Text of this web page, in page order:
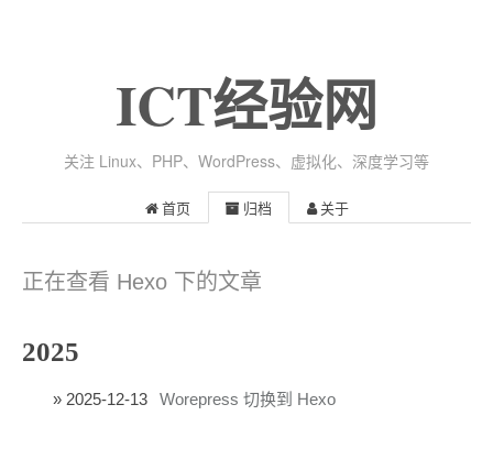
ICT经验网
关注 Linux、PHP、WordPress、虚拟化、深度学习等
首页 归档 关于
正在查看 Hexo 下的文章
2025
2025-12-13 Worepress 切换到 Hexo